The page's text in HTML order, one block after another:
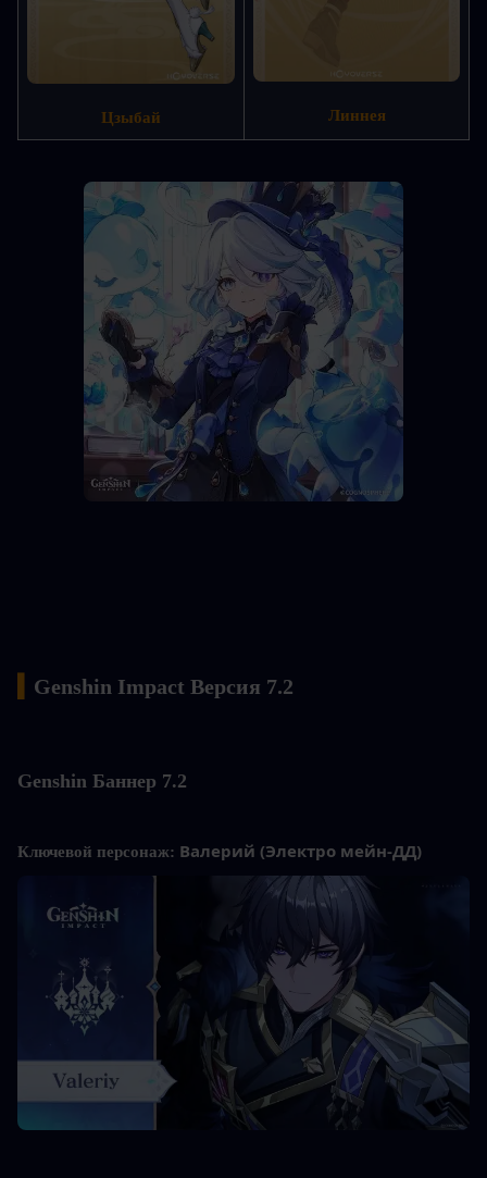
Цзыбай Линнея
Genshin Impact Версия 7.2
Genshin Баннер 7.2
Ключевой персонаж: Валерий (Электро мейн-ДД)